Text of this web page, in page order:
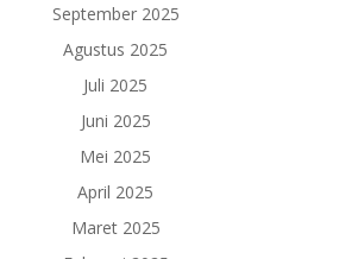
September 2025
Agustus 2025
Juli 2025
Juni 2025
Mei 2025
April 2025
Maret 2025